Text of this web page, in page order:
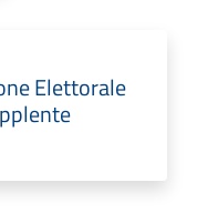
Elettorale